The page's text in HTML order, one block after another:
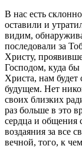
В нас есть
оставили и
видим,
последовали за
Христу,
Господом, куда
Христа, нам будет
будущем. Нет
своих близких
раз больше в это
сердца и общения
воздаяния за все
вечной, того, к